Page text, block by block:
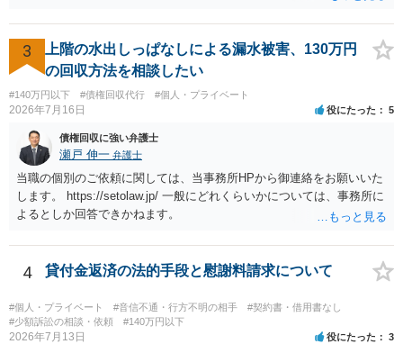
ている場合は、相手方（被告）の住所で訴状を作成提出し、裁判所に
代理人が就いていたことを知らせると（訴状の記載内容から明らかな
場合も）、裁判所が当該代理人弁護士に事前連絡し、引き続き訴訟も
受任するかを聞いたうえで、受任の意志が明らかになったところで、
直接被告に送達するのではなく、代理人に訴状の受領を促すこともあ
ります。 ラインのやり取りでしか証拠がないと、実際の本人性が明ら
かではありません。もちろん弁護士（２０万円の請求で代理人弁護士
に委任するかも疑わしいのですが）も住所は明らかにしないでしょ
う。 何か本人を示す事実（振込先などの情報）から、相手の住所等の
情報を割り出していくしかないように思えます。 以上、ご参考まで。
3
上階の水出しっぱなしによる漏水被害、130万円
の回収方法を相談したい
#140万円以下 #債権回収代行 #個人・プライベート
2026年7月16日 役にたった 5
債権回収に強い弁護士
瀬戸 伸一 弁護士
当職の個別のご依頼に関しては、当事務所HPから御連絡をお願いいた
します。 https://setolaw.jp/ 一般にどれくらいかについては、事務所に
よるとしか回答できかねます。
4 貸付金返済の法的手段と慰謝料請求について
#個人・プライベート #音信不通・行方不明の相手
#契約書・借用書なし
#少額訴訟の相談・依頼
#140万円以下
2026年7月13日 役にたった 3